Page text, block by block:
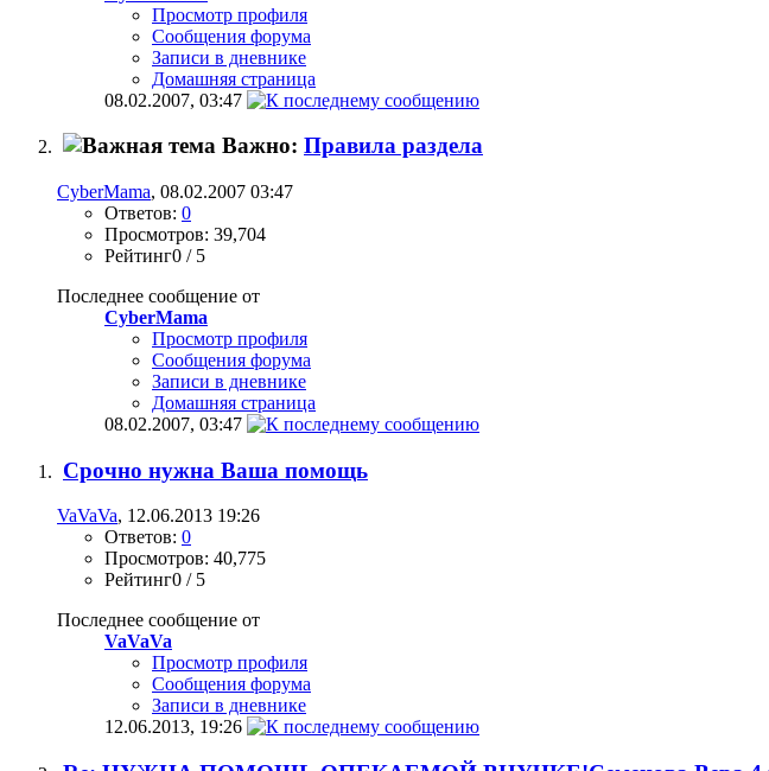
Просмотр профиля
Сообщения форума
Записи в дневнике
Домашняя страница
08.02.2007, 03:47
Важно: Правила раздела
CyberMama, 08.02.2007 03:47
Ответов: 0
Просмотров: 39,704
Рейтинг0 / 5
Последнее сообщение от
CyberMama
Просмотр профиля
Сообщения форума
Записи в дневнике
Домашняя страница
08.02.2007, 03:47
Срочно нужна Ваша помощь
VaVaVa, 12.06.2013 19:26
Ответов: 0
Просмотров: 40,775
Рейтинг0 / 5
Последнее сообщение от
VaVaVa
Просмотр профиля
Сообщения форума
Записи в дневнике
12.06.2013, 19:26